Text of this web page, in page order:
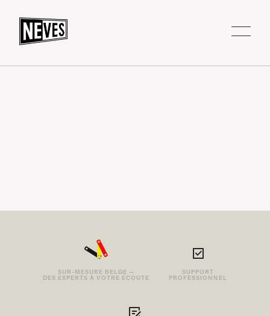
SUR-MESURE BELGE —
DES EXPERTS À VOTRE ÉCOUTE
SUPPORT
PROFESSIONNEL